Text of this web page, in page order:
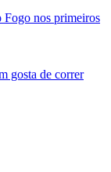
Fogo nos primeiros
gosta de correr